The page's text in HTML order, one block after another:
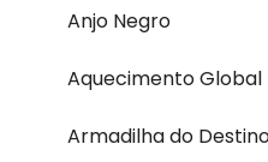
Anjo Negro
Aquecimento Global
Armadilha do